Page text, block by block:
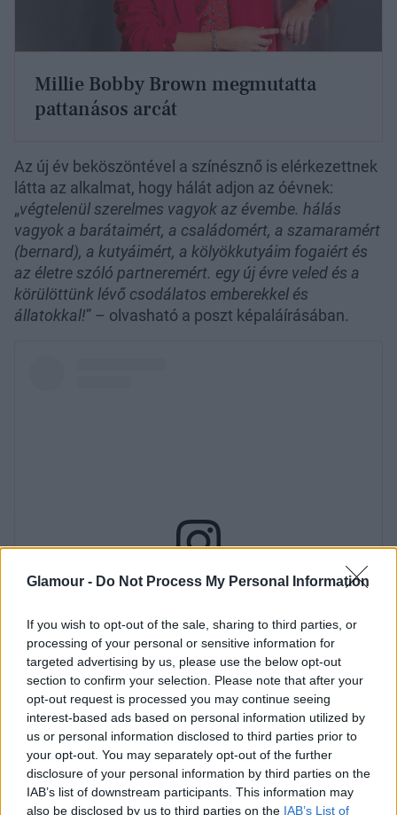
Glamour - Do Not Process My Personal Information
If you wish to opt-out of the sale, sharing to third parties, or
processing of your personal or sensitive information for
targeted advertising by us, please use the below opt-out
section to confirm your selection. Please note that after your
opt-out request is processed you may continue seeing
interest-based ads based on personal information utilized by
us or personal information disclosed to third parties prior to
your opt-out. You may separately opt-out of the further
disclosure of your personal information by third parties on the
IAB’s list of downstream participants. This information may
also be disclosed by us to third parties on the IAB’s List of
Millie Bobby Brown megmutatta
pattanásos arcát
Az új év beköszöntével a színésznő is elérkezettnek
látta az alkalmat, hogy hálát adjon az óévnek:
„végtelenül szerelmes vagyok az évembe. hálás
vagyok a barátaimért, a családomért, a szamaramért
(bernard), a kutyáimért, a kölyökkutyáim fogaiért és
az életre szóló partneremért. egy új évre veled és a
körülöttünk lévő csodálatos emberekkel és
állatokkal!” – olvasható a poszt képaláírásában.